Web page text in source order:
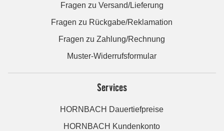
Fragen zu Versand/Lieferung
Fragen zu Rückgabe/Reklamation
Fragen zu Zahlung/Rechnung
Muster-Widerrufsformular
Services
HORNBACH Dauertiefpreise
HORNBACH Kundenkonto